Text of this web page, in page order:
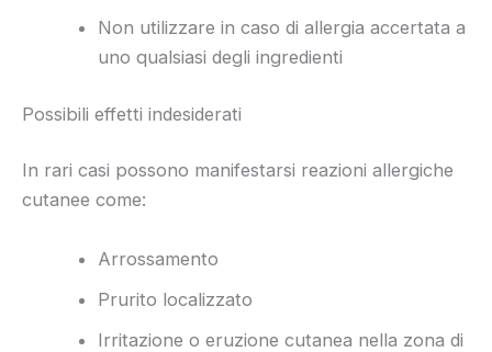
Non utilizzare in caso di allergia accertata a
uno qualsiasi degli ingredienti
Possibili effetti indesiderati
In rari casi possono manifestarsi reazioni allergiche
cutanee come:
Arrossamento
Prurito localizzato
Irritazione o eruzione cutanea nella zona di